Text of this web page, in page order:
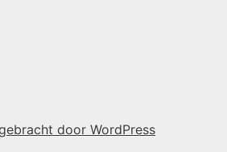
door WordPress